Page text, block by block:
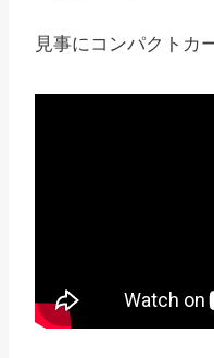
見事にコンパクトカ